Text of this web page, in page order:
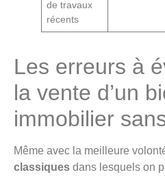
de travaux
récents
Les erreurs à
la vente d’un
immobilier
Même avec la meilleure
classiques dans lesquels on